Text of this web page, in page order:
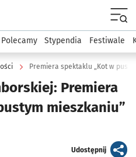
podserwis: Kultura
Polecamy Stypendia Festiwale
Premiera spektaklu „Kot w
Premiera
mieszkaniu”
Udostępnijartykuł